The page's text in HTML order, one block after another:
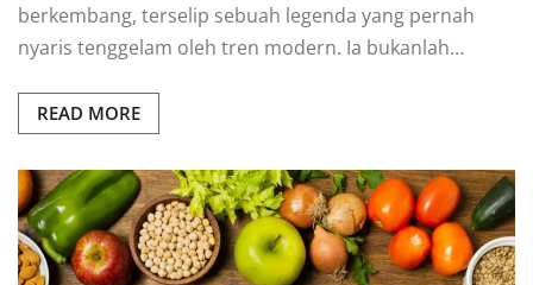
berkembang, terselip sebuah legenda yang pernah
nyaris tenggelam oleh tren modern. Ia bukanlah…
READ MORE